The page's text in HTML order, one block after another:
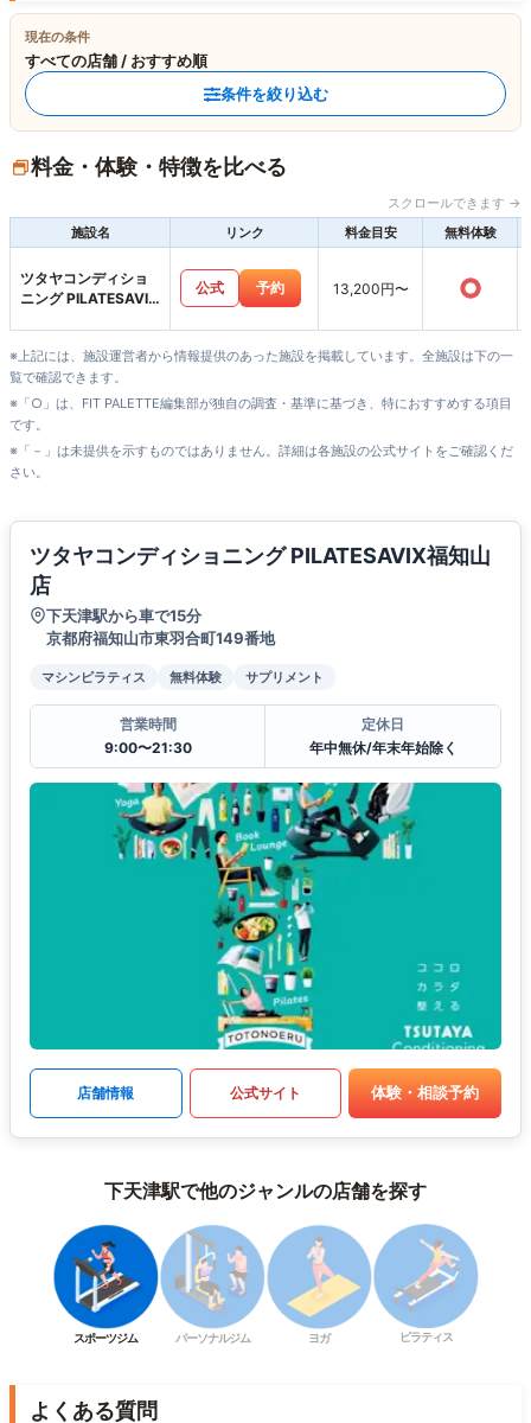
現在の条件
すべての店舗 / おすすめ順
条件を絞り込む
料金・体験・特徴を比べる
スクロールできます →
施設名
リンク 料金目安 無料体験
ツタヤコンディショ
ニング PILATESAVIX
公式 予約 13,200円〜 ○
※上記には、施設運営者から情報提供のあった施設を掲載しています。全施設は下の一
覧で確認できます。
※「○」は、FIT PALETTE編集部が独自の調査・基準に基づき、特におすすめする項目
です。
※「－」は未提供を示すものではありません。詳細は各施設の公式サイトをご確認くだ
さい。
ツタヤコンディショニング PILATESAVIX福知山
店
下天津駅から車で15分
京都府福知山市東羽合町149番地
マシンピラティス 無料体験 サプリメント
営業時間
9:00〜21:30
定休日
年中無休/年末年始除く
店舗情報 公式サイト 体験・相談予約
下天津駅で他のジャンルの店舗を探す
スポーツジム パーソナルジム ヨガ ピラティス
よくある質問